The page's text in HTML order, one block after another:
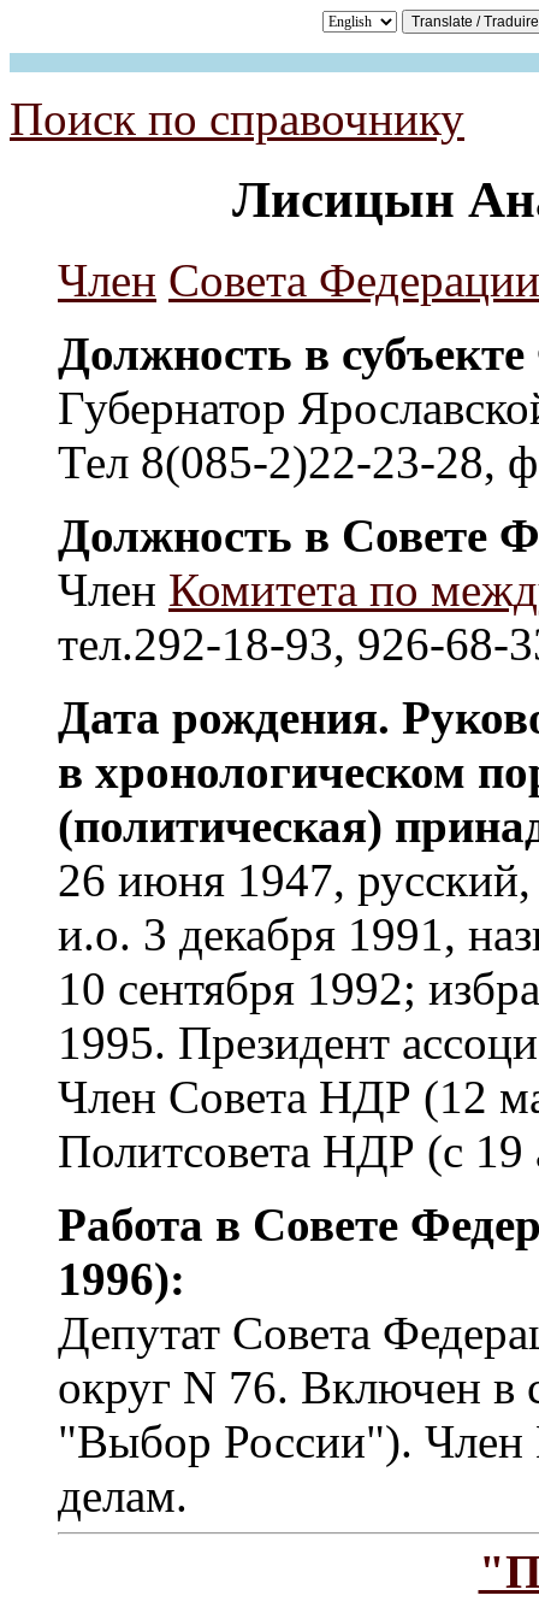
Поиск по справочнику
Лисицын
Член Совета Федерации
Должность в
Губернатор
Тел 8(085-2)22-23-28,
Должность в Совете
Член Комитета по
тел.292-18-93, 926-68-
Дата рождения.
в хронологическом
(политическая)
26 июня 1947,
и.о. 3 декабря 1991,
10 сентября 1992;
1995. Президент
Член Совета НДР (12
Политсовета НДР (с 19
Работа в Совете
1996):
Депутат Совета
округ N 76. Включен в
"Выбор России").
делам.